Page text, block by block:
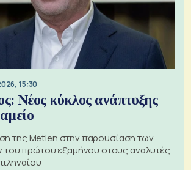
15:30
Νέος κύκλος ανάπτυξης
της Metlen στην παρουσίαση των
του πρώτου εξαμήνου στους αναλυτές